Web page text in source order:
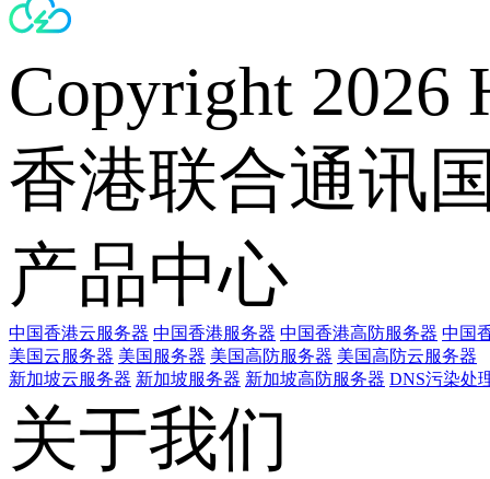
Copyright 2026
香港联合通讯
产品中心
中国香港云服务器 中国香港服务器 中国香港高防服务器 中国
美国云服务器 美国服务器 美国高防服务器 美国高防云服务器
新加坡云服务器 新加坡服务器 新加坡高防服务器 DNS污染处
关于我们